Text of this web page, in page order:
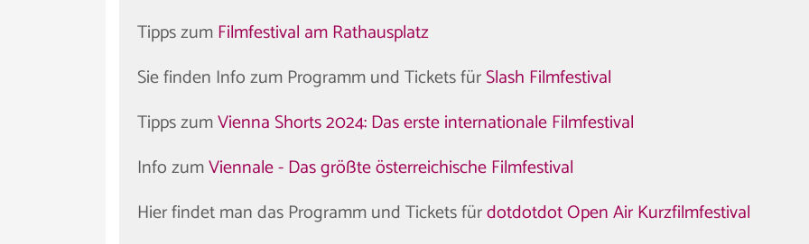
Tipps zumFilmfestival am Rathausplatz
Sie finden Info zum Programm und Tickets fürSlash Filmfestival
Tipps zumVienna Shorts 2024: Das erste internationale Filmfestival
Info zumViennale - Das größte österreichische Filmfestival
Hier findet man das Programm und Tickets fürdotdotdot Open Air Kurzfilmfestival